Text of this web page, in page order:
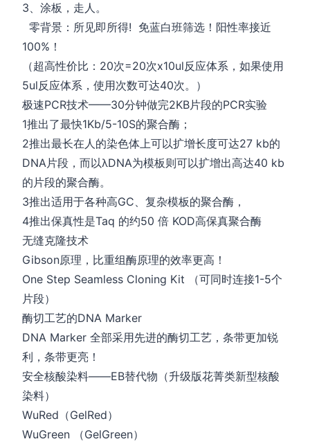
3、涂板，走人。
零背景：所见即所得! 免蓝白班筛选！阳性率接近
100%！
（超高性价比：20次=20次x10ul反应体系，如果使用
5ul反应体系，使用次数可达40次。）
极速PCR技术——30分钟做完2KB片段的PCR实验
1推出了最快1Kb/5-10S的聚合酶；
2推出最长在人的染色体上可以扩增长度可达27 kb的
DNA片段，而以λDNA为模板则可以扩增出高达40 kb
的片段的聚合酶。
3推出适用于各种高GC、复杂模板的聚合酶，
4推出保真性是Taq 的约50 倍 KOD高保真聚合酶
无缝克隆技术
Gibson原理，比重组酶原理的效率更高！
One Step Seamless Cloning Kit （可同时连接1-5个
片段）
酶切工艺的DNA Marker
DNA Marker 全部采用先进的酶切工艺，条带更加锐
利，条带更亮！
安全核酸染料——EB替代物（升级版花菁类新型核酸
染料）
WuRed（GelRed）
WuGreen （GelGreen）